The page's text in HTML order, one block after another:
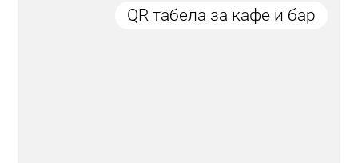
QR табела за кафе и бар